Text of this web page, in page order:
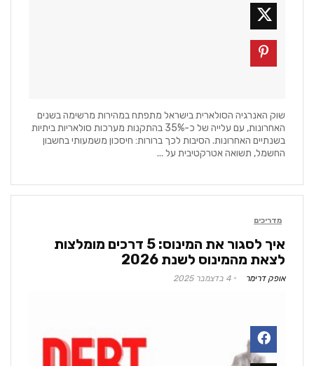
שוק האנרגיה הסולארית בישראל מתפתח במהירות מרשימה בשנים
האחרונות, עם עלייה של כ-35% בהתקנות מערכות סולאריות ביתיות
בשנתיים האחרונות. הסיבות לכך ברורות: חיסכון משמעותי בחשבון
החשמל, תשואה אטרקטיבית על ...
מדריכים
איך לסגור את המינוס: 5 דרכים מומלצות
לצאת מהמינוס לשנת 2026
אופק דרימר 4 בדצמבר 2025